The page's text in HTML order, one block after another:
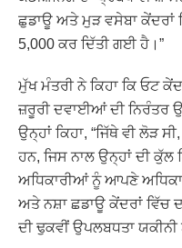
ਛੁਡਾਊ ਅਤੇ ਮੁੜ ਵਸੇਬਾ ਕੇਂਦਰਾਂ
5,000 ਕਰ ਦਿੱਤੀ ਗਈ ਹੈ।”
ਮੁੱਖ ਮੰਤਰੀ ਨੇ ਕਿਹਾ ਕਿ ਓਟ
ਜ਼ਰੂਰੀ ਦਵਾਈਆਂ ਦੀ ਨਿਰੰਤਰ
ਉਨ੍ਹਾਂ ਕਿਹਾ, “ਜਿੱਥੇ ਵੀ ਲੋੜ
ਹਨ, ਜਿਸ ਨਾਲ ਉਨ੍ਹਾਂ ਦੀ ਕੁੱਲ
ਅਧਿਕਾਰੀਆਂ ਨੂੰ ਆਪਣੇ
ਅਤੇ ਨਸ਼ਾ ਛਡਾਊ ਕੇਂਦਰਾਂ ਵਿੱਚ
ਦੀ ਢੁਕਵੀਂ ਉਪਲਬਧਤਾ ਯਕੀਨੀ